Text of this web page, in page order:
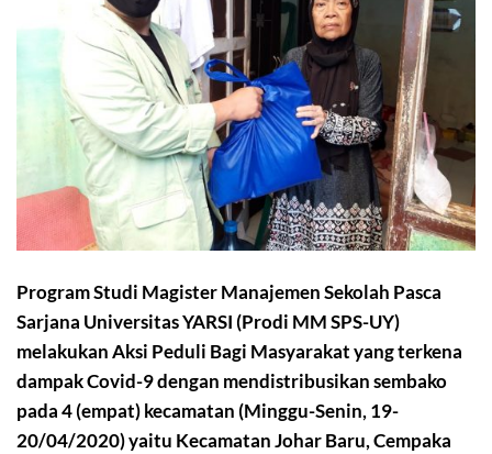
Program Studi Magister Manajemen Sekolah Pasca
Sarjana Universitas YARSI (Prodi MM SPS-UY)
melakukan Aksi Peduli Bagi Masyarakat yang terkena
dampak Covid-9 dengan mendistribusikan sembako
pada 4 (empat) kecamatan (Minggu-Senin, 19-
20/04/2020) yaitu Kecamatan Johar Baru, Cempaka